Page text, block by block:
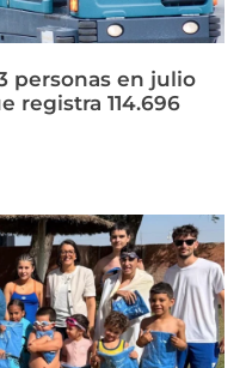
personas en julio
registra 114.696